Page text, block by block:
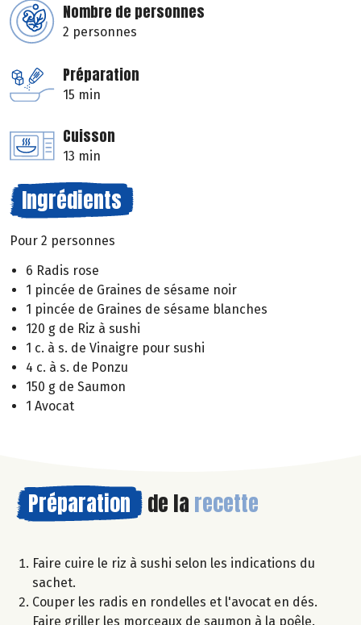
Nombre de personnes
2 personnes
Préparation
15 min
Cuisson
13 min
Ingrédients
Pour 2 personnes
6 Radis rose
1 pincée de Graines de sésame noir
1 pincée de Graines de sésame blanches
120 g de Riz à sushi
1 c. à s. de Vinaigre pour sushi
4 c. à s. de Ponzu
150 g de Saumon
1 Avocat
Préparation de la recette
Faire cuire le riz à sushi selon les indications du
sachet.
Couper les radis en rondelles et l'avocat en dés.
Faire griller les morceaux de saumon à la poêle.